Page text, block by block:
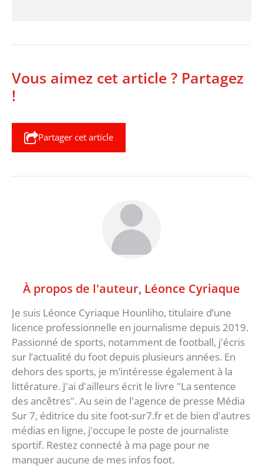
Vous aimez cet article ? Partagez
!
Partager cet article
À propos de l'auteur, Léonce Cyriaque
Je suis Léonce Cyriaque Hounliho, titulaire d’une
licence professionnelle en journalisme depuis 2019.
Passionné de sports, notamment de football, j'écris
sur l’actualité du foot depuis plusieurs années. En
dehors des sports, je m’intéresse également à la
littérature. J'ai d'ailleurs écrit le livre "La sentence
des ancêtres". Au sein de l'agence de presse Média
Sur 7, éditrice du site foot-sur7.fr et de bien d'autres
médias en ligne, j'occupe le poste de journaliste
sportif. Restez connecté à ma page pour ne
manquer aucune de mes infos foot.